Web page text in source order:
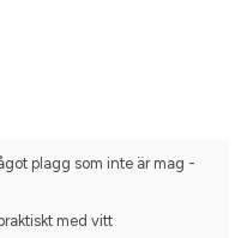
plagg som inte är mag -
med vitt